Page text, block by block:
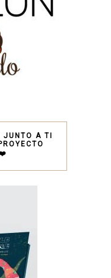
JUNTO A TI